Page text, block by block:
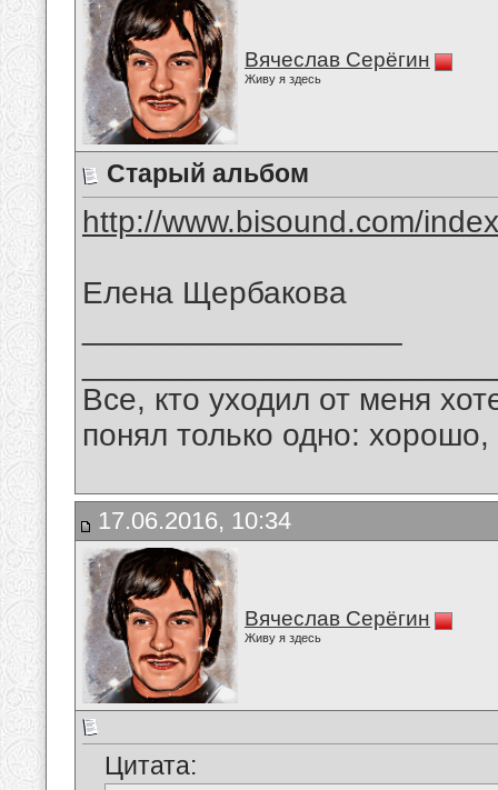
Вячеслав Серёгин
Живу я здесь
Старый альбом
http://www.bisound.com/
Елена Щербакова
Все, кто уходил от меня
понял только одно:
17.06.2016, 10:34
Вячеслав Серёгин
Живу я здесь
Цитата: